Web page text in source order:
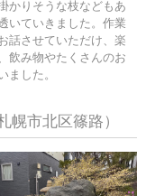
かりそうな枝などもあ
いていきました。作業
話させていただけ、楽
飲み物やたくさんのお
ました。
市北区篠路）